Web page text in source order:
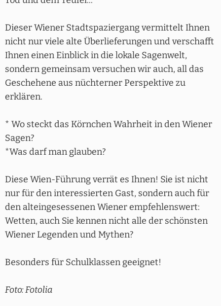
Dieser Wiener Stadtspaziergang vermittelt Ihnen
nicht nur viele alte Überlieferungen und verschafft
Ihnen einen Einblick in die lokale Sagenwelt,
sondern gemeinsam versuchen wir auch, all das
Geschehene aus nüchterner Perspektive zu
erklären.
* Wo steckt das Körnchen Wahrheit in den Wiener
Sagen?
*Was darf man glauben?
Diese Wien-Führung verrät es Ihnen! Sie ist nicht
nur für den interessierten Gast, sondern auch für
den alteingesessenen Wiener empfehlenswert:
Wetten, auch Sie kennen nicht alle der schönsten
Wiener Legenden und Mythen?
Besonders für Schulklassen geeignet!
Foto: Fotolia